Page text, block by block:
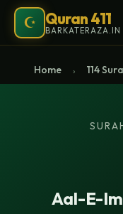
☪ Quran 411
BARKATERAZA.IN
Home › 114
Aal-E-